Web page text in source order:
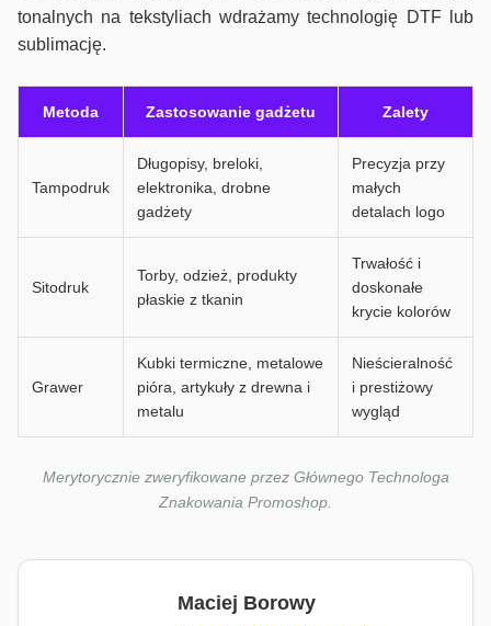
tonalnych na tekstyliach wdrażamy technologię DTF lub
sublimację.
Metoda Zastosowanie gadżetu Zalety
Tampodruk
Długopisy, breloki,
elektronika, drobne
gadżety
Precyzja przy
małych
detalach logo
Sitodruk
Torby, odzież, produkty
płaskie z tkanin
Trwałość i
doskonałe
krycie kolorów
Grawer
Kubki termiczne, metalowe
pióra, artykuły z drewna i
metalu
Nieścieralność
i prestiżowy
wygląd
Merytorycznie zweryfikowane przez Głównego Technologa
Znakowania Promoshop.
Maciej Borowy